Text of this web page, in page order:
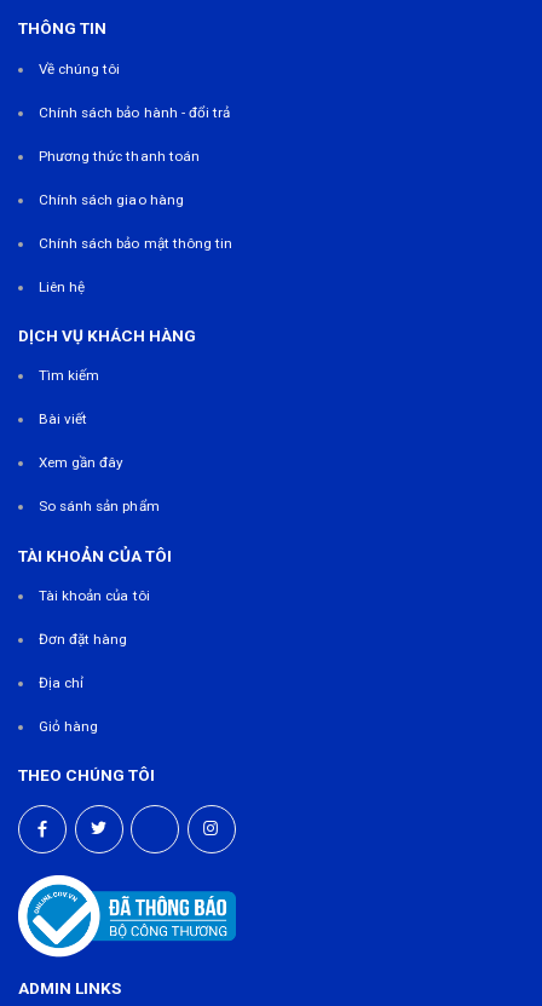
THÔNG TIN
Về chúng tôi
Chính sách bảo hành - đổi trả
Phương thức thanh toán
Chính sách giao hàng
Chính sách bảo mật thông tin
Liên hệ
DỊCH VỤ KHÁCH HÀNG
Tìm kiếm
Bài viết
Xem gần đây
So sánh sản phẩm
TÀI KHOẢN CỦA TÔI
Tài khoản của tôi
Đơn đặt hàng
Địa chỉ
Giỏ hàng
THEO CHÚNG TÔI
ADMIN LINKS